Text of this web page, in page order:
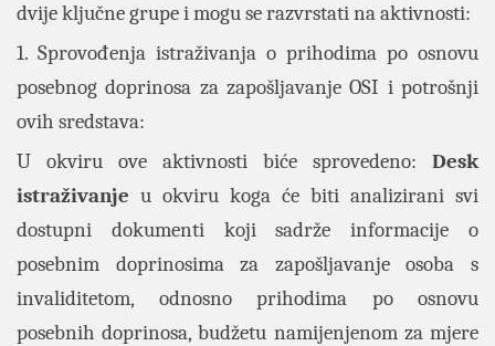
dvije ključne grupe i mogu se razvrstati na aktivnosti:
1. Sprovođenja istraživanja o prihodima po osnovu
posebnog doprinosa za zapošljavanje OSI i potrošnji
ovih sredstava:
U okviru ove aktivnosti biće sprovedeno: Desk
istraživanje u okviru koga će biti analizirani svi
dostupni dokumenti koji sadrže informacije o
posebnim doprinosima za zapošljavanje osoba s
invaliditetom, odnosno prihodima po osnovu
posebnih doprinosa, budžetu namijenjenom za mjere